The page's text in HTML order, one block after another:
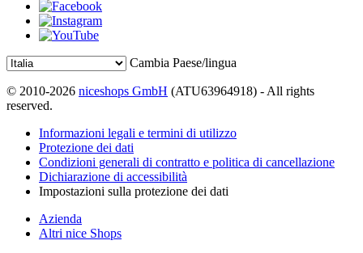
Cambia Paese/lingua
© 2010-2026 niceshops GmbH (ATU63964918) - All rights
reserved.
Informazioni legali e termini di utilizzo
Protezione dei dati
Condizioni generali di contratto e politica di cancellazione
Dichiarazione di accessibilità
Impostazioni sulla protezione dei dati
Azienda
Altri nice Shops